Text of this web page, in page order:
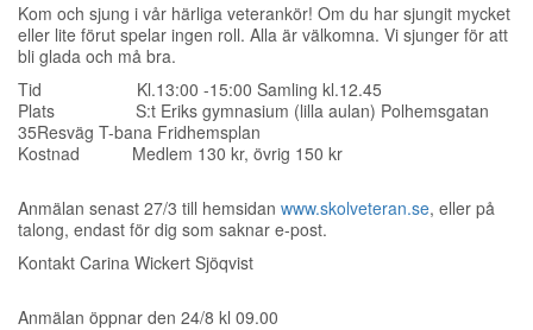
Kom och sjung i vår härliga veterankör! Om du har sjungit mycket
eller lite förut spelar ingen roll. Alla är välkomna. Vi sjunger för att
bli glada och må bra.
Tid Kl.13:00 -15:00 Samling kl.12.45
Plats S:t Eriks gymnasium (lilla aulan) Polhemsgatan
35Resväg T-bana Fridhemsplan
Kostnad Medlem 130 kr, övrig 150 kr
Anmälan senast 27/3 till hemsidan www.skolveteran.se, eller på
talong, endast för dig som saknar e-post.
Kontakt Carina Wickert Sjöqvist
Anmälan öppnar den 24/8 kl 09.00